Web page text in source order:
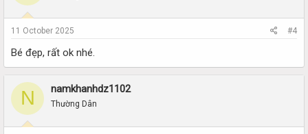
nước bé tuôn ra như lũ về, quần nhau tầm 30 phút thì cuối cùng mình
cũng out vô miệng bé trong sung sướng.
kết thúc trải nghiệm đầy ổn áp và sung sướng, hứa hẹn sẽ đến MS
Saigon Star gặp và trải nghiệm thêm nhiều lần nữa.
11 October 2025 #4
Bé đẹp, rất ok nhé.
N namkhanhdz1102
Thường Dân